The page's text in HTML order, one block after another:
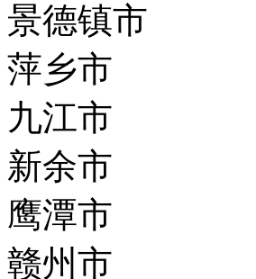
景德镇市
萍乡市
九江市
新余市
鹰潭市
赣州市